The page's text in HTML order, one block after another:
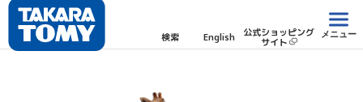
検索 English 公式ショッピング
サイト
メニュー